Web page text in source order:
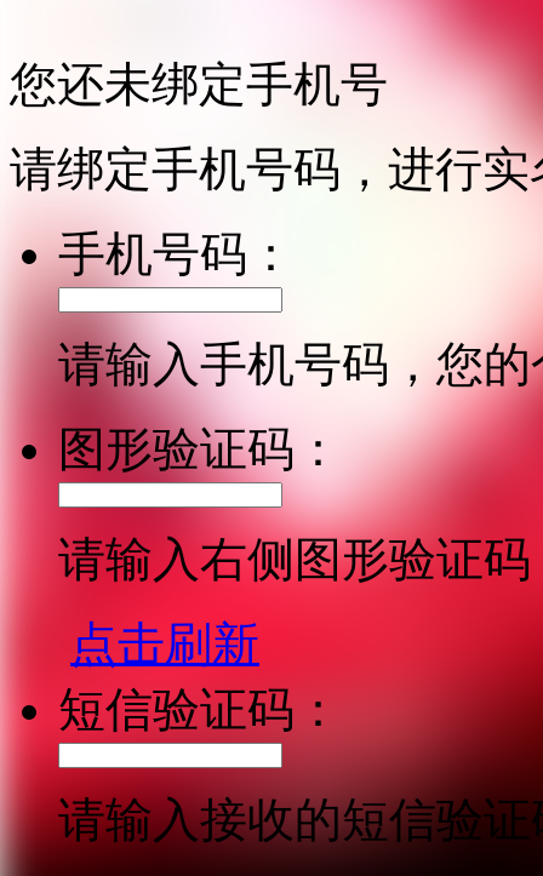
您还未绑定手机号
请绑定手机号码，进行
手机号码：
请输入手机号码，您
图形验证码：
请输入右侧图形验证码
点击刷新
短信验证码：
请输入接收的短信验证